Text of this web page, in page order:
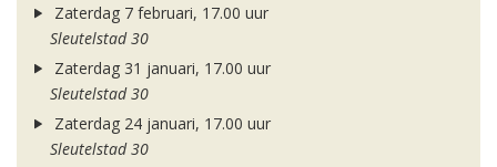
Zaterdag 7 februari, 17.00 uur
Sleutelstad 30
Zaterdag 31 januari, 17.00 uur
Sleutelstad 30
Zaterdag 24 januari, 17.00 uur
Sleutelstad 30